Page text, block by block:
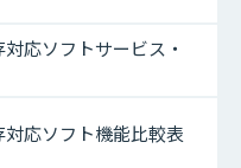
応ソフトサービス・
応ソフト機能比較表